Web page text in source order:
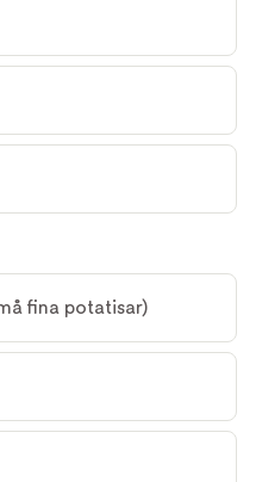
fina potatisar)